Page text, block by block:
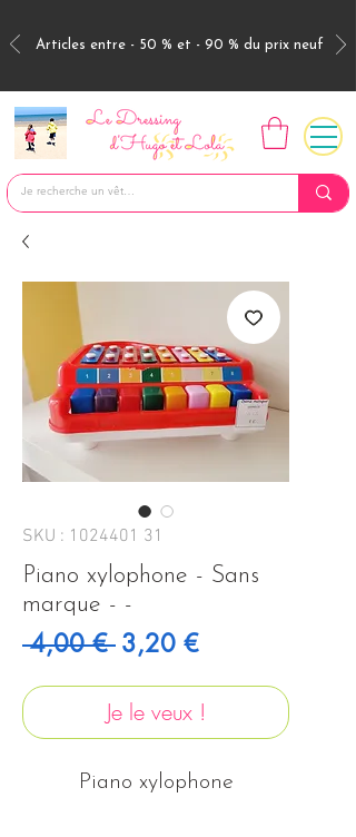
Articles entre - 50 % et - 90 % du prix neuf
SKU : 1024401 31
Piano xylophone - Sans
marque - -
4,00 € Prix original
3,20 €Prix
Je le veux !
Piano xylophone